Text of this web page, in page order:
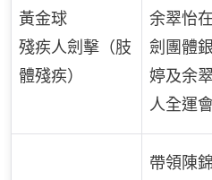
黃金球
殘疾人劍擊（肢
體殘疾）
余翠怡
劍團體
婷及余
人全運
帶領陳